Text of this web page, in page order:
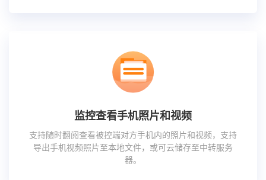
监控查看手机照片和视频
支持随时翻阅查看被控端对方手机内的照片和视频，支持
导出手机视频照片至本地文件，或可云储存至中转服务
器。